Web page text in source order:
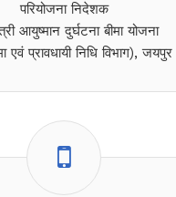
परियोजना निदेशक
आयुष्मान दुर्घटना बीमा योजना
एवं प्रावधायी निधि विभाग), जयपुर